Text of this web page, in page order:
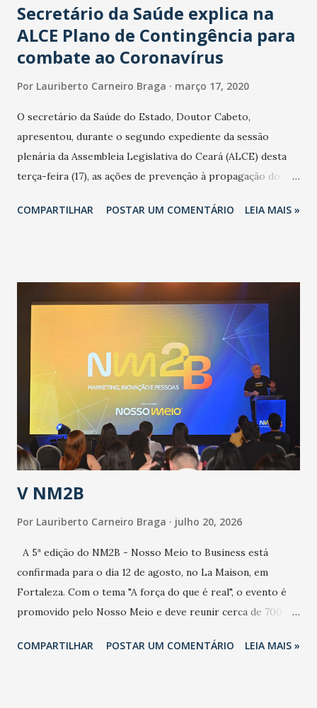
Secretário da Saúde explica na
ALCE Plano de Contingência para
combate ao Coronavírus
Por Lauriberto Carneiro Braga março 17, 2020
O secretário da Saúde do Estado, Doutor Cabeto,
apresentou, durante o segundo expediente da sessão
plenária da Assembleia Legislativa do Ceará (ALCE) desta
terça-feira (17), as ações de prevenção à propagação do
adotadas pelo Governo do Estado na contenção da
população suspeita e de cuidados com os ambientes
públicos e domiciliares. “Nós não estamos vivendo uma
epidemia comum, como temos em todos os anos, com
aumento de casos de dengue, influenza ou H1N1. Trata-se
de uma epidemia com um vírus diferente, com um poder de
contaminação maior que outros coronavírus”, apontou o
secretário. Segundo ele, é uma epidemia com chance de
contaminação alta, podendo gerar um grande risco à
população e ao sistema de saúde. “Precisamos saber fazer a
estratificação do risco da doença, para não so...
COMPARTILHAR POSTAR UM COMENTÁRIO LEIA MAIS »
V NM2B
Por Lauriberto Carneiro Braga julho 20, 2026
A 5ª edição do NM2B - Nosso Meio to Business está
confirmada para o dia 12 de agosto, no La Maison, em
Fortaleza. Com o tema "A força do que é real", o evento é
promovido pelo Nosso Meio e deve reunir cerca de 700
e lideranças do Mercado Nacional. Desde 2022, o NM2B
COMPARTILHAR POSTAR UM COMENTÁRIO LEIA MAIS »